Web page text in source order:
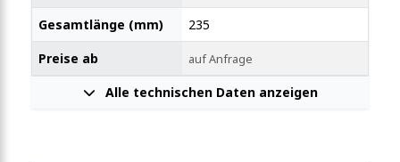
Gesamtlänge (mm)
235
Preise ab
auf Anfrage
Alle technischen Daten anzeigen